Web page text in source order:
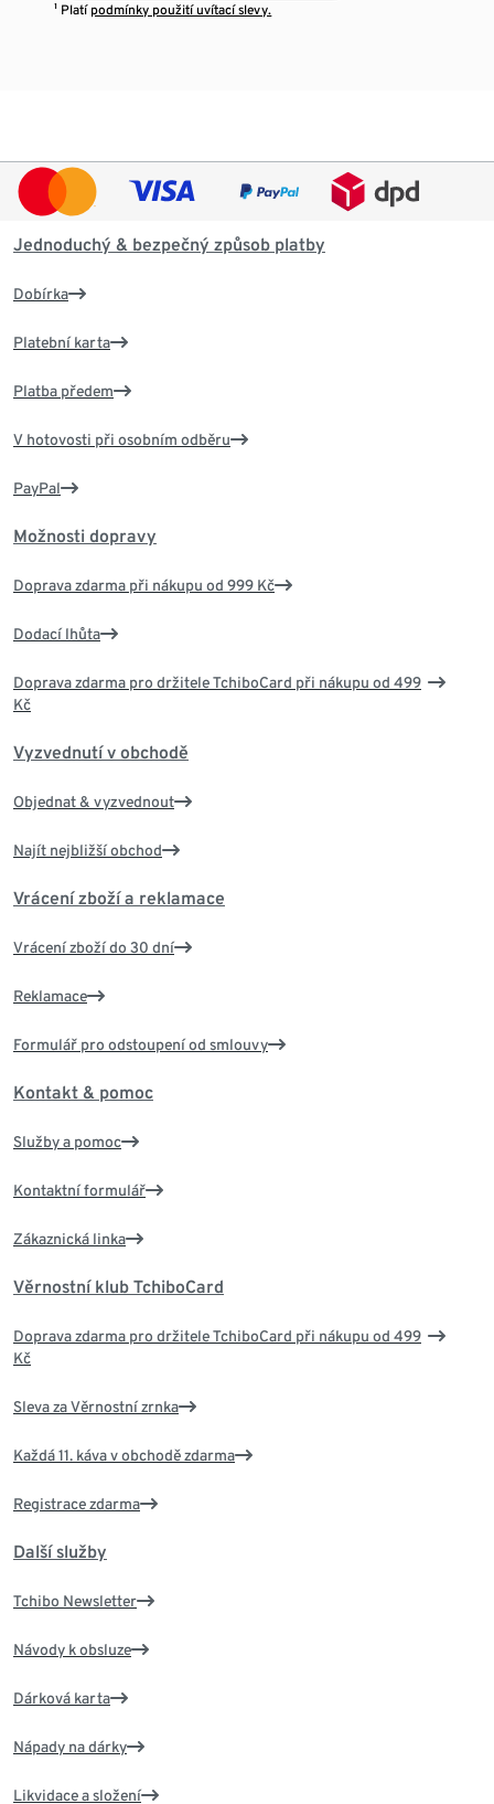
¹ Platí podmínky použití uvítací slevy.
Jednoduchý & bezpečný způsob platby
Dobírka
Platební karta
Platba předem
V hotovosti při osobním odběru
PayPal
Možnosti dopravy
Doprava zdarma při nákupu od 999 Kč
Dodací lhůta
Doprava zdarma pro držitele TchiboCard při nákupu od 499
Kč
Vyzvednutí v obchodě
Objednat & vyzvednout
Najít nejbližší obchod
Vrácení zboží a reklamace
Vrácení zboží do 30 dní
Reklamace
Formulář pro odstoupení od smlouvy
Kontakt & pomoc
Služby a pomoc
Kontaktní formulář
Zákaznická linka
Věrnostní klub TchiboCard
Doprava zdarma pro držitele TchiboCard při nákupu od 499
Kč
Sleva za Věrnostní zrnka
Každá 11. káva v obchodě zdarma
Registrace zdarma
Další služby
Tchibo Newsletter
Návody k obsluze
Dárková karta
Nápady na dárky
Likvidace a složení